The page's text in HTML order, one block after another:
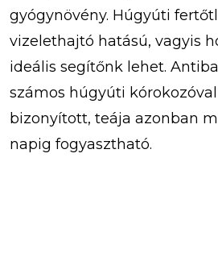
gyógynövény. Húgyúti
vizelethajtó hatású, vagyis
ideális segítőnk lehet.
számos húgyúti
bizonyított, teája azonban
napig fogyasztható.